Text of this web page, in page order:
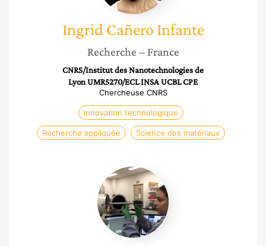
Ingrid Cañero Infante
Recherche – France
CNRS/Institut des Nanotechnologies de
Lyon UMR5270/ECL INSA UCBL CPE
Chercheuse CNRS
Innovation technologique
Recherche appliquée Science des matériaux
Nouha
Ben
Messaoud